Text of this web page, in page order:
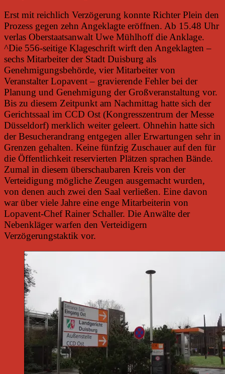
Erst mit reichlich Verzögerung konnte Richter Plein den
Prozess gegen zehn Angeklagte eröffnen. Ab 15.48 Uhr
verlas Oberstaatsanwalt Uwe Mühlhoff die Anklage.
^Die 556-seitige Klageschrift wirft den Angeklagten –
sechs Mitarbeiter der Stadt Duisburg als
Genehmigungsbehörde, vier Mitarbeiter von
Veranstalter Lopavent – gravierende Fehler bei der
Planung und Genehmigung der Großveranstaltung vor.
Bis zu diesem Zeitpunkt am Nachmittag hatte sich der
Gerichtssaal im CCD Ost (Kongresszentrum der Messe
Düsseldorf) merklich weiter geleert. Ohnehin hatte sich
der Besucherandrang entgegen aller Erwartungen sehr in
Grenzen gehalten. Keine fünfzig Zuschauer auf den für
die Öffentlichkeit reservierten Plätzen sprachen Bände.
Zumal in diesem überschaubaren Kreis von der
Verteidigung mögliche Zeugen ausgemacht wurden,
von denen auch zwei den Saal verließen. Eine davon
war über viele Jahre eine enge Mitarbeiterin von
Lopavent-Chef Rainer Schaller. Die Anwälte der
Nebenkläger warfen den Verteidigern
Verzögerungstaktik vor.